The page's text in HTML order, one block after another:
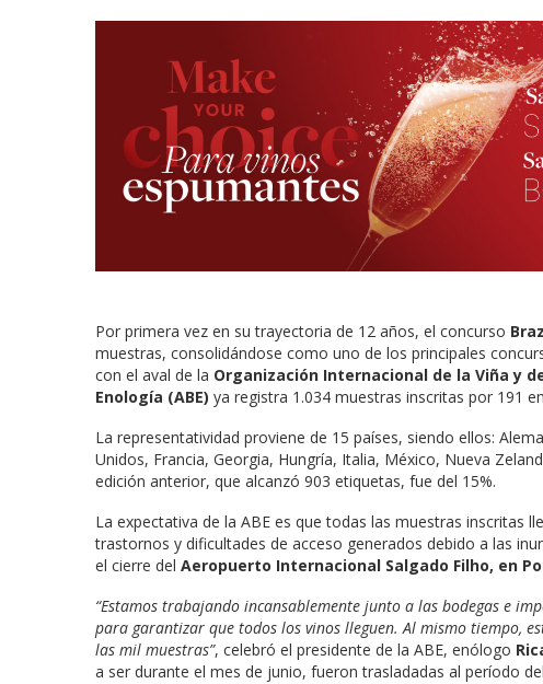
Por primera vez en su trayectoria de 12 años, el concurso
muestras, consolidándose como uno de los principales
con el aval de la Organización Internacional de la Viña y
Enología (ABE) ya registra 1.034 muestras inscritas por 191
La representatividad proviene de 15 países, siendo ellos:
Unidos, Francia, Georgia, Hungría, Italia, México, Nueva
edición anterior, que alcanzó 903 etiquetas, fue del 15%.
La expectativa de la ABE es que todas las muestras inscritas
trastornos y dificultades de acceso generados debido a las
el cierre del Aeropuerto Internacional Salgado Filho, en
“Estamos trabajando incansablemente junto a las bodegas e
para garantizar que todos los vinos lleguen. Al mismo tiempo,
las mil muestras”, celebró el presidente de la ABE, enólogo
a ser durante el mes de junio, fueron trasladadas al período